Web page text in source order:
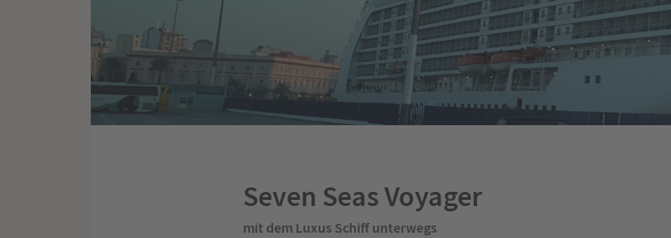
Seven Seas Voyager
mit dem Luxus Schiff unterwegs